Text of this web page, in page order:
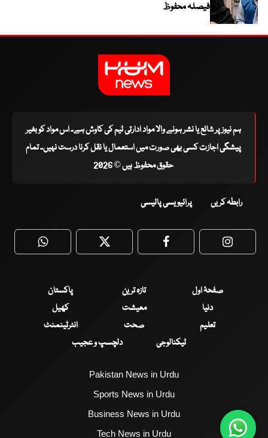
فیصلہ محفوظ
ہم نیوز پر شائع یا نشر ہونے والا مواد ادارتی ٹیم کی کاوش ہے۔ اس مواد کو بغیر
پیشگی اجازت کسی بھی صورت میں استعمال یا نقل کرنا درست نہیں۔ تمام
حقوق محفوظ ہیں © 2026
رابطہ کریں پرائیویسی پالیسی
WhatsApp Twitter Facebook
صفحۂ اول تازہ ترین
پاکستان
دنیا
معیشت
کھیل
تعلیم
صحت
انٹرٹینمنٹ
ٹیکنالوجی
دلچسپ و عجیب
Pakistan News in Urdu
Sports News in Urdu
Business News in Urdu
Tech News in Urdu